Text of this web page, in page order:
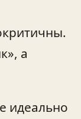
а
идеально